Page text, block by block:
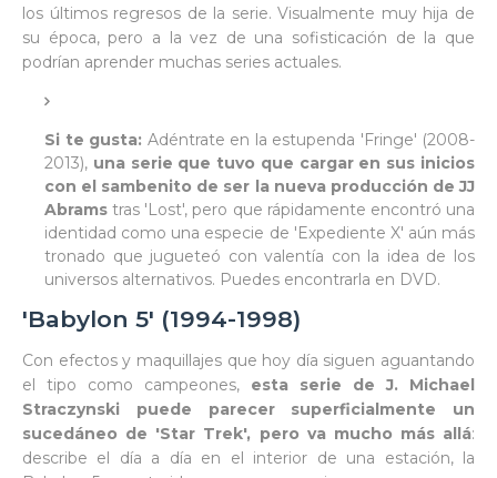
los últimos regresos de la serie. Visualmente muy hija de
su época, pero a la vez de una sofisticación de la que
podrían aprender muchas series actuales.
Si te gusta: Adéntrate en la estupenda 'Fringe' (2008-
2013), una serie que tuvo que cargar en sus inicios
con el sambenito de ser la nueva producción de JJ
Abrams tras 'Lost', pero que rápidamente encontró una
identidad como una especie de 'Expediente X' aún más
tronado que jugueteó con valentía con la idea de los
universos alternativos. Puedes encontrarla en DVD.
'Babylon 5' (1994-1998)
Con efectos y maquillajes que hoy día siguen aguantando
el tipo como campeones, esta serie de J. Michael
Straczynski puede parecer superficialmente un
sucedáneo de 'Star Trek', pero va mucho más allá:
describe el día a día en el interior de una estación, la